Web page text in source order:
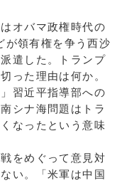
オバマ政権時代の
が領有権を争う西沙
遣した。トランプ
った理由は何か。
習近平指導部への
シナ海問題はトラ
なったという意味
をめぐって意見対
い。「米軍は中国